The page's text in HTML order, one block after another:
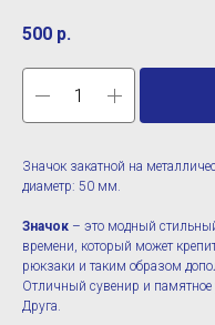
500 р.
Значок закатной на
диаметр: 50 мм.
Значок – это модный
времени, который может
рюкзаки и таким образом
Отличный сувенир и памятное
Друга.